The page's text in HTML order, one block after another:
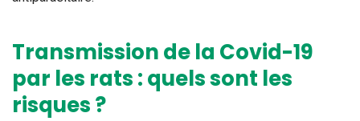
Transmission de la Covid-19
par les rats : quels sont les
risques ?